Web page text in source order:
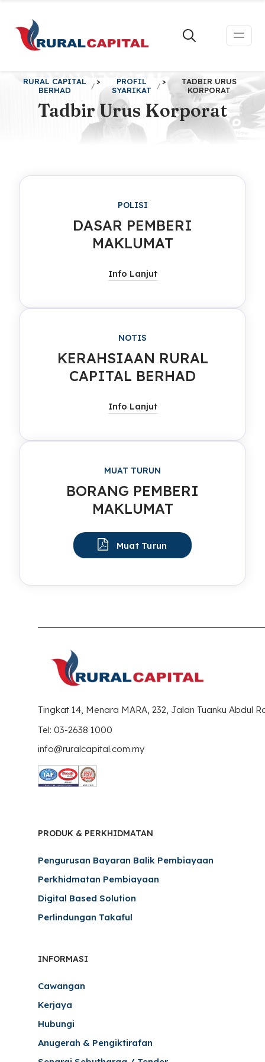
RURAL CAPITAL
BERHAD
>
PROFIL
SYARIKAT
>
TADBIR URUS
KORPORAT
Tadbir Urus Korporat
POLISI
DASAR PEMBERI
MAKLUMAT
Info Lanjut
NOTIS
KERAHSIAAN RURAL
CAPITAL BERHAD
Info Lanjut
MUAT TURUN
BORANG PEMBERI
MAKLUMAT
Muat Turun
Tingkat 14, Menara MARA, 232, Jalan Tuanku Abdul
Tel: 03-2638 1000
info@ruralcapital.com.my
PRODUK & PERKHIDMATAN
Pengurusan Bayaran Balik Pembiayaan
Perkhidmatan Pembiayaan
Digital Based Solution
Perlindungan Takaful
INFORMASI
Cawangan
Kerjaya
Hubungi
Anugerah & Pengiktirafan